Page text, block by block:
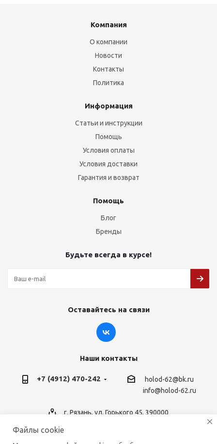
Компания
О компании
Новости
Контакты
Политика
Информация
Статьи и инструкции
Помощь
Условия оплаты
Условия доставки
Гарантия и возврат
Помощь
Блог
Бренды
Будьте всегда в курсе!
Оставайтесь на связи
Наши контакты
+7 (4912) 470-242
holod-62@bk.ru
info@holod-62.ru
г. Рязань, ул. Горького 45, 390000
Файлы cookie